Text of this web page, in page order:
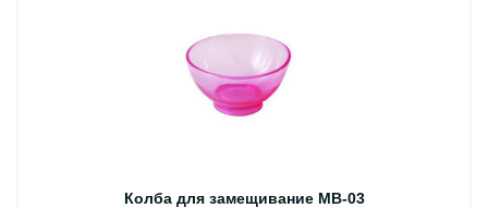
Колба для замещивание MB-03